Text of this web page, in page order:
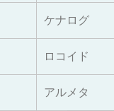
ケナログ
ロコイド
アルメタ